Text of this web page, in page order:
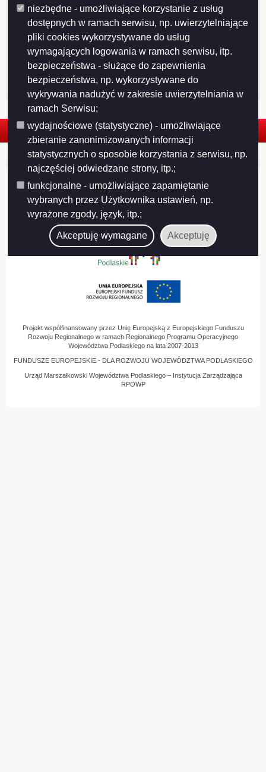
niezbędne - umożliwiające korzystanie z usług
dostępnych w ramach serwisu, np. uwierzytelniające
pliki cookies wykorzystywane do usług
wymagających logowania w ramach serwisu, itp.
bezpieczeństwa - służące do zapewnienia
bezpieczeństwa, np. wykorzystywane do
wykrywania nadużyć w zakresie uwierzytelniania w
ramach Serwisu;
wydajnościowe (statystyczne) - umożliwiające
zbieranie zanonimizowanych informacji
statystycznych o sposobie korzystania z serwisu, np.
najczęściej odwiedzane strony, itp.;
funkcjonalne - umożliwiające zapamiętanie
wybranych przez Użytkownika ustawień, np.
wyrażone zgody, język, itp.;
Akceptuję wymagane Akceptuję
Drukuj do PDF
Drukuj
Historia strony
© 2026. Urząd Miejski w Suwałkach. Wszystkie prawa zastrzeżone.
Projekt współfinansowany przez Unię Europejską z Europejskiego Funduszu
Rozwoju Regionalnego w ramach Regionalnego Programu Operacyjnego
Województwa Podlaskiego na lata 2007-2013
FUNDUSZE EUROPEJSKIE - DLA ROZWOJU WOJEWÓDZTWA PODLASKIEGO
Urząd Marszałkowski Województwa Podlaskiego – Instytucja Zarządzająca
RPOWP